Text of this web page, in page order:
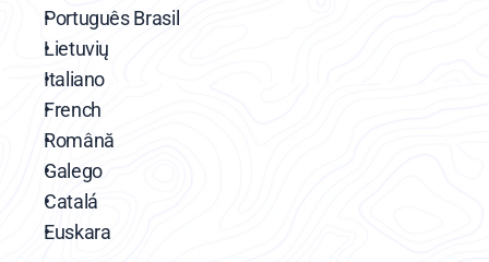
Português Brasil
Lietuvių
Italiano
French
Română
Galego
Catalá
Euskara